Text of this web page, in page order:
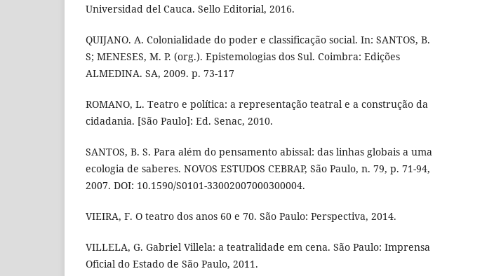
Universidad del Cauca. Sello Editorial, 2016.
QUIJANO. A. Colonialidade do poder e classificação social. In: SANTOS, B.
S; MENESES, M. P. (org.). Epistemologias dos Sul. Coimbra: Edições
ALMEDINA. SA, 2009. p. 73-117
ROMANO, L. Teatro e política: a representação teatral e a construção da
cidadania. [São Paulo]: Ed. Senac, 2010.
SANTOS, B. S. Para além do pensamento abissal: das linhas globais a uma
ecologia de saberes. NOVOS ESTUDOS CEBRAP, São Paulo, n. 79, p. 71-94,
2007. DOI: 10.1590/S0101-33002007000300004.
VIEIRA, F. O teatro dos anos 60 e 70. São Paulo: Perspectiva, 2014.
VILLELA, G. Gabriel Villela: a teatralidade em cena. São Paulo: Imprensa
Oficial do Estado de São Paulo, 2011.